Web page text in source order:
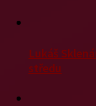
Lukáš
středu